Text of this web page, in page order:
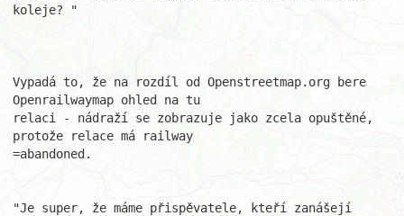
koleje? "
Vypadá to, že na rozdíl od Openstreetmap.org bere
Openrailwaymap ohled na tu
relaci - nádraží se zobrazuje jako zcela opuštěné,
protože relace má railway
=abandoned.
"Je super, že máme přispěvatele, kteří zanášejí